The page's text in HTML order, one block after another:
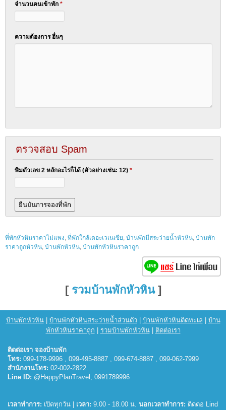
จำนวนคนเข้าพัก *
ความต้องการ อื่นๆ
ตรวจสอบ Spam
พิมตัวเลข 2 หลักอะไรก็ได้ (ตัวอย่างเช่น: 12) *
ที่พักหัวหินราคาไม่แพง, ที่พักใกล้เดอะเวเนเซีย, บ้านพักมีสระว่ายน้ำหัวหิน, บ้านพัก
ราคาถูกหัวหิน, บ้านพักหัวหิน, บ้านพักหัวหินราคาถูก
[ รวมบ้านพักหัวหิน]
บ้านพักหัวหิน| บ้านพักหัวหินสระว่ายน้ำส่วนตัว| บ้านพักหัวหินติดทะเล
บ้าน
พักหัวหินราคาถูก
รวมบ้านพักหัวหิน| ติดต่อเรา
ติดต่อเรา จองบ้านพัก
โทร: 099-178-9996 , 099-495-8887 , 099-674-8887 , 099-062-7999
สำนักงานโทร: 02-002-2822
Line ID: @HappyPlanTravel, 0991789996
เวลาทำการ: เปิดทุกวัน | เวลา: 9.00 - 18.00 น. นอกเวลาทำการ: ติดต่อ Lind